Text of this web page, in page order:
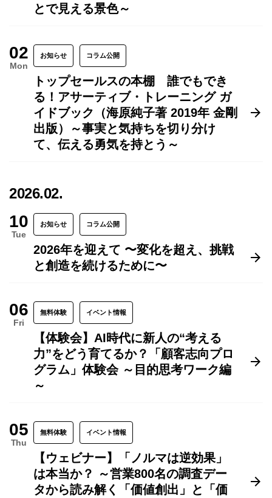
とで見える景色～
02
Mon
お知らせ コラム公開
トップセールスの本棚 誰でもでき
る！アサーティブ・トレーニング ガ
イドブック（海原純子著 2019年 金剛
出版）～事実と気持ちを切り分け
て、伝える勇気を持とう～
2026.02.
10
Tue
お知らせ コラム公開
2026年を迎えて 〜変化を超え、挑戦
と創造を続けるために〜
06
Fri
無料体験 イベント情報
【体験会】AI時代に新人の“考える
力”をどう育てるか？「顧客志向プロ
グラム」体験会 ～目的思考ワーク編
～
05
Thu
無料体験 イベント情報
【ウェビナー】「ノルマは逆効果」
は本当か？ ～営業800名の調査デー
タから読み解く「価値創出」と「価